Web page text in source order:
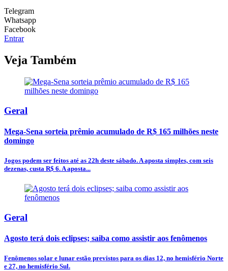
Telegram
Whatsapp
Facebook
Entrar
Veja Também
Geral
Mega-Sena sorteia prêmio acumulado de R$ 165 milhões neste
domingo
Jogos podem ser feitos até as 22h deste sábado. A aposta simples, com seis
dezenas, custa R$ 6. A aposta...
Geral
Agosto terá dois eclipses; saiba como assistir aos fenômenos
Fenômenos solar e lunar estão previstos para os dias 12, no hemisfério Norte
e 27, no hemisfério Sul.